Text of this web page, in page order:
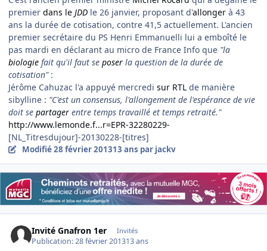
premier dans le JDD le 26 janvier, proposant d'allonger à 43
ans la durée de cotisation, contre 41,5 actuellement. L'ancien
premier secrétaire du PS Henri Emmanuelli lui a emboîté le
pas mardi en déclarant au micro de France Info que "la
biologie fait qu'il faut se poser la question de la durée de
cotisation":
Jérôme Cahuzac l'a appuyé mercredi sur RTL de manière
sibylline : "C'est un consensus, l'allongement de l'espérance de vie
doit se partager entre temps travaillé et temps retraité."
http://www.lemonde.f...r=EPR-32280229-
[NL_Titresdujour]-20130228-[titres]
Modifié28 février 201313 ans par jackv
Invité Gnafron 1er Invités
Publication:28 février 201313 ans